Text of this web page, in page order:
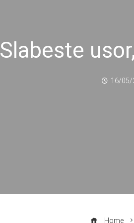
Slabeste
16/05/
Home